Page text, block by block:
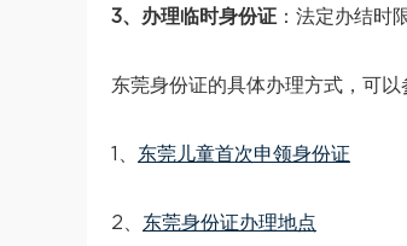
3、办理临时身份证 ：法定办结时
东莞身份证的具体办理方式，可以
1、 东莞儿童首次申领身份证
2、 东莞身份证办理地点